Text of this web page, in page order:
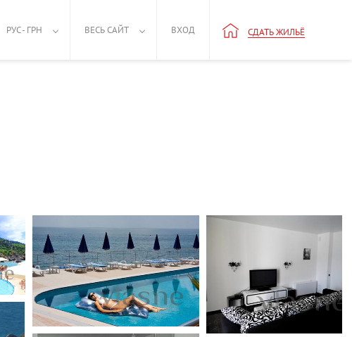
РУС - ГРН ВЕСЬ САЙТ ВХОД СДАТЬ ЖИЛЬЁ